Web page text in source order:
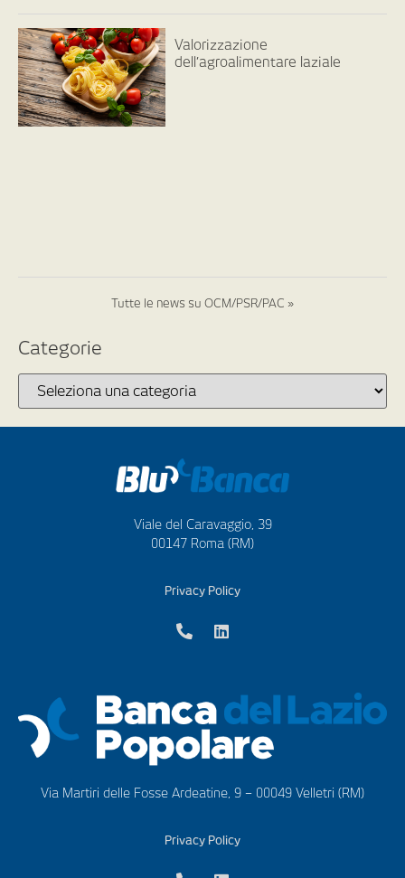
Valorizzazione
dell’agroalimentare laziale
Tutte le news su OCM/PSR/PAC »
Categorie
Viale del Caravaggio, 39
00147 Roma (RM)
Privacy Policy
Via Martiri delle Fosse Ardeatine, 9 – 00049 Velletri (RM)
Privacy Policy